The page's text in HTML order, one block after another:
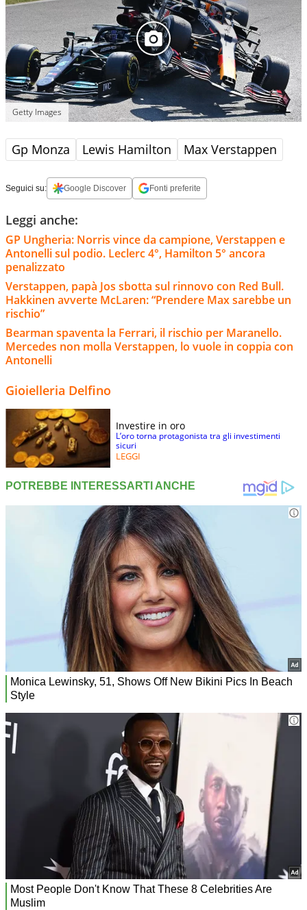
Getty Images
Gp Monza Lewis Hamilton Max Verstappen
Seguici su: Google Discover Fonti preferite
Leggi anche:
GP Ungheria: Norris vince da campione, Verstappen e
Antonelli sul podio. Leclerc 4°, Hamilton 5° ancora
penalizzato
Verstappen, papà Jos sbotta sul rinnovo con Red Bull.
Hakkinen avverte McLaren: “Prendere Max sarebbe un
rischio”
Bearman spaventa la Ferrari, il rischio per Maranello.
Mercedes non molla Verstappen, lo vuole in coppia con
Antonelli
Gioielleria Delfino
Investire in oro
L’oro torna protagonista tra gli investimenti
sicuri
LEGGI